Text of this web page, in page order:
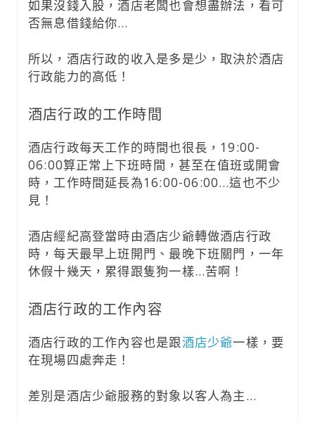
如果沒錢入股，酒店老闆也會想盡辦法，看可
否無息借錢給你…
所以，酒店行政的收入是多是少，取決於酒店
行政能力的高低！
酒店行政的工作時間
酒店行政每天工作的時間也很長，19:00-
06:00算正常上下班時間，甚至在值班或開會
時，工作時間延長為16:00-06:00…這也不少
見！
酒店經紀高登當時由酒店少爺轉做酒店行政
時，每天最早上班開門、最晚下班關門，一年
休假十幾天，累得跟隻狗一樣…苦啊！
酒店行政的工作內容
酒店行政的工作內容也是跟酒店少爺一樣，要
在現場四處奔走！
差別是酒店少爺服務的對象以客人為主…